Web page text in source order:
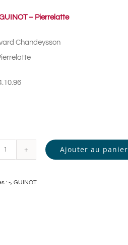
– Pierrelatte
Chandeysson
Guinot
Ajouter au panier
:-,GUINOT